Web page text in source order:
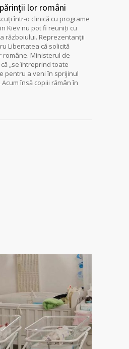
lor români
într-o clinică cu programe
Kiev nu pot fi reuniți cu
războiului. Reprezentanții
Libertatea că solicită
Ministerul de
„se întreprind toate
pentru a veni în sprijinul
însă copiii rămân în